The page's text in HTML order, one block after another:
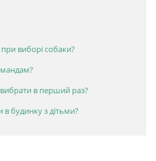
виборі собаки?
в перший раз?
в будинку з дітьми?